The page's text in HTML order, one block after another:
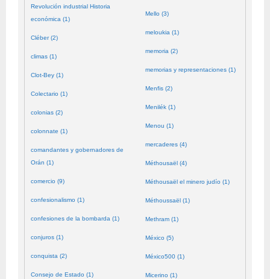
Revolución industrial Historia
económica (1)
Cléber (2)
climas (1)
Clot-Bey (1)
Colectario (1)
colonias (2)
colonnate (1)
comandantes y gobernadores de
Orán (1)
comercio (9)
confesionalismo (1)
confesiones de la bombarda (1)
conjuros (1)
conquista (2)
Consejo de Estado (1)
Mello (3)
meloukia (1)
memoria (2)
memorias y representaciones (1)
Menfis (2)
Menilék (1)
Menou (1)
mercaderes (4)
Méthousaël (4)
Méthousaël el minero judío (1)
Méthoussaël (1)
Methram (1)
México (5)
México500 (1)
Micerino (1)